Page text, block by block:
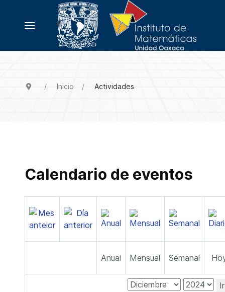
Inicio Actividades
Calendario de eventos
Anual Mensual Semanal